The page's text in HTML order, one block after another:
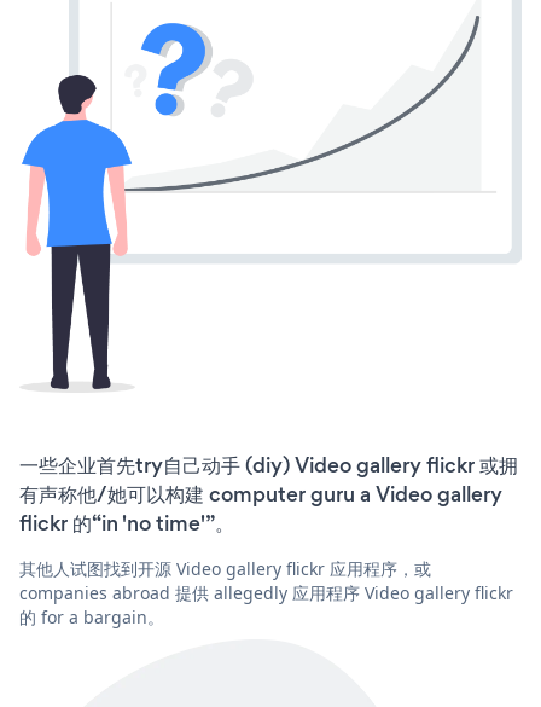
一些企业首先try自己动手 (diy) Video gallery flickr 或拥
有声称他/她可以构建 computer guru a Video gallery
flickr 的“in 'no time'”。
其他人试图找到开源 Video gallery flickr 应用程序，或
companies abroad 提供 allegedly 应用程序 Video gallery flickr
的 for a bargain。